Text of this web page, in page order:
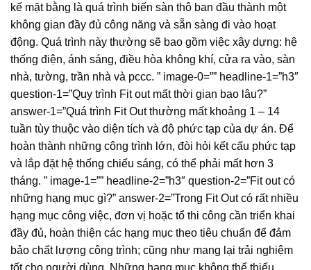
kế mặt bằng là quá trình biến sàn thô ban đầu thành một
không gian đầy đủ công năng và sẵn sàng đi vào hoạt
động. Quá trình này thường sẽ bao gồm việc xây dựng: hệ
thống điện, ánh sáng, điều hòa không khí, cửa ra vào, sàn
nhà, tường, trần nhà và pccc. ” image-0=”” headline-1=”h3″
question-1=”Quy trình Fit out mất thời gian bao lâu?”
answer-1=”Quá trình Fit Out thường mất khoảng 1 – 14
tuần tùy thuộc vào diện tích và độ phức tạp của dự án. Để
hoàn thành những công trình lớn, đòi hỏi kết cấu phức tạp
và lắp đặt hệ thống chiếu sáng, có thể phải mất hơn 3
tháng. ” image-1=”” headline-2=”h3″ question-2=”Fit out có
những hạng mục gì?” answer-2=”Trong Fit Out có rất nhiều
hạng mục công việc, đơn vị hoặc tổ thi công cần triển khai
đầy đủ, hoàn thiện các hạng mục theo tiêu chuẩn để đảm
bảo chất lượng công trình; cũng như mang lại trải nghiệm
tốt cho người dùng. Những hạng mục không thể thiếu